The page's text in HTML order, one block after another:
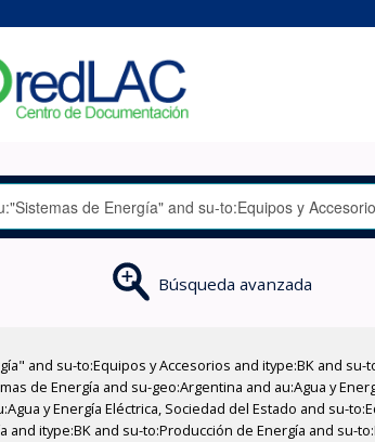
Búsqueda avanzada
and su-to:Equipos y Accesorios and itype:BK and su-
de Energía and su-geo:Argentina and au:Agua y
y Energía Eléctrica, Sociedad del Estado and su-
itype:BK and su-to:Producción de Energía and su-